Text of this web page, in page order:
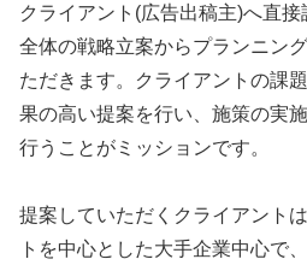
クライアント(広告出稿主)へ直
全体の戦略立案からプランニン
ただきます。クライアントの課
果の高い提案を行い、施策の実
行うことがミッションです。
提案していただくクライアント
トを中心とした大手企業中心で